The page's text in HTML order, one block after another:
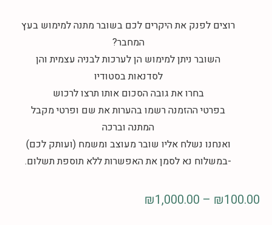
רוצים לפנק את היקרים לכם בשובר מתנה למימוש בעץ
המחבר?
השובר ניתן למימוש הן לערכות לבניה עצמית והן
לסדנאות בסטודיו
בחרו את גובה הסכום אותו תרצו לרכוש
בפרטי ההזמנה רשמו בהערות את שם ופרטי מקבל
המתנה וברכה
ואנחנו נשלח אליו שובר מעוצב ומשמח (ועותק לכם)
-במשלוח נא לסמן את האפשרות ללא תוספת תשלום.
₪100.00
–
₪1,000.00